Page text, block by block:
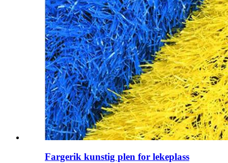
Fargerik kunstig plen for lekeplass